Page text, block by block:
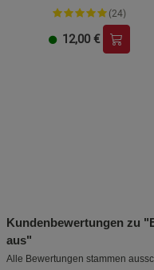
(24)
12,00 €
Kundenbewertungen zu
aus"
Alle Bewertungen stammen